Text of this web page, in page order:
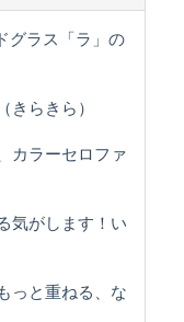
グラス「ラ」の
きらきら）
カラーセロファ
気がします！い
っと重ねる、な